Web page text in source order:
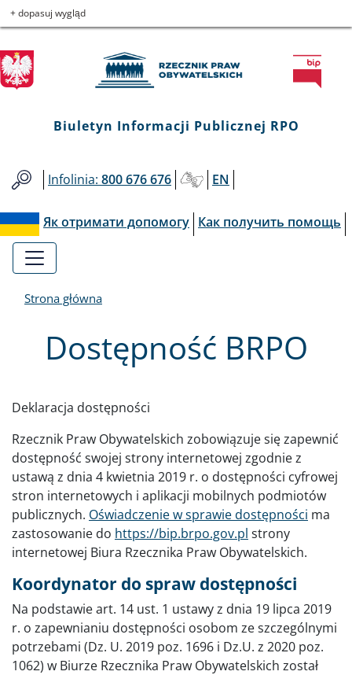
Przejdź
do
menu
głównego
Przejdź
do
treści
Przejdź
to
informacji
o
kontakcie
Przejdź
do
mapy
serwisu
Biuletyn
Informacji
Publicznej
RPO
+ dopasuj wygląd
Biuletyn Informacji Publicznej RPO
Infolinia: 800 676 676 EN
Як отримати допомогу Как получить помощь
Strona główna
Dostępność BRPO
Deklaracja dostępności
Rzecznik Praw Obywatelskich zobowiązuje się zapewnić
dostępność swojej strony internetowej zgodnie z
ustawą z dnia 4 kwietnia 2019 r. o dostępności cyfrowej
stron internetowych i aplikacji mobilnych podmiotów
publicznych. Oświadczenie w sprawie dostępności ma
zastosowanie do https://bip.brpo.gov.pl strony
internetowej Biura Rzecznika Praw Obywatelskich.
Koordynator do spraw dostępności
Na podstawie art. 14 ust. 1 ustawy z dnia 19 lipca 2019
r. o zapewnianiu dostępności osobom ze szczególnymi
potrzebami (Dz. U. 2019 poz. 1696 i Dz.U. z 2020 poz.
1062) w Biurze Rzecznika Praw Obywatelskich został